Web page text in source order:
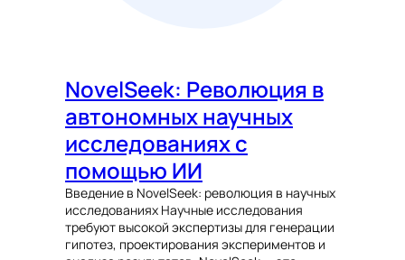
NovelSeek: Революция в
автономных научных
исследованиях с
помощью ИИ
Введение в NovelSeek: революция в научных
исследованиях Научные исследования
требуют высокой экспертизы для генерации
гипотез, проектирования экспериментов и